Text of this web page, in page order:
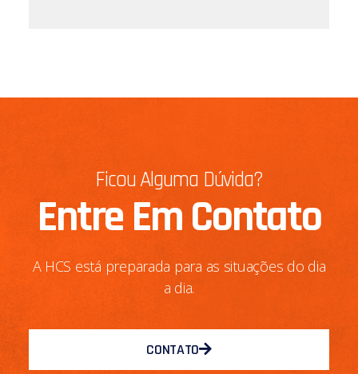
Ficou Alguma Dúvida?
Entre Em Contato
A HCS está preparada para as situações do dia
a dia.
CONTATO